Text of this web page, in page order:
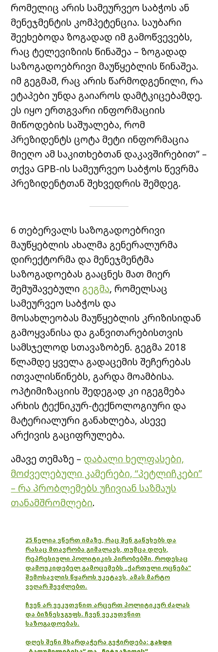
რომელიც არის სამეურვეო საბჭოს ან
მენეჯმენტის კომპეტენცია. საუბარი
შეეხებოდა ზოგადად იმ გამოწვევებს,
რაც ტელევიზიის წინაშეა – ზოგადად
საზოგადოებრივი მაუწყებლის წინაშეა.
იმ გეგმამ, რაც არის წარმოდგენილი, რა
ეტაპები უნდა გაიაროს დამტკიცებამდე.
ეს იყო ერთგვარი ინფორმაციის
მიწოდების საშუალება, რომ
პრეზიდენტს ცოტა მეტი ინფორმაცია
მიეღო ამ საკითხებთან დაკავშირებით” –
თქვა GPB-ის სამეურვეო საბჭოს წევრმა
პრეზიდენტთან შეხვედრის შემდეგ.
6 თებერვალს საზოგადოებრივი
მაუწყებლის ახალმა გენერალურმა
დირექტორმა და მენეჯმენტმა
საზოგადოებას გააცნეს მათ მიერ
შემუშავებული გეგმა, რომელსაც
სამეურვეო საბჭოს და
მოსახლეობას მაუწყებლის კრიზისიდან
გამოყვანისა და განვითარებისთვის
სამსჯელოდ სთავაზობენ. გეგმა 2018
წლამდე ყველა გადაცემის შეჩერებას
ითვალისწინებს, გარდა მოამბისა.
ოპტიმიზაციის შედეგად კი იგეგმება
არხის ტექნიკურ-ტექნოლოგიური და
მატერიალური განახლება, ასევე
არქივის გაციფრულება.
ამავე თემაზე – დაბალი ხელფასები,
მოძველებული კამერები, “პეტლიჩკები”
– რა პრობლემებს უჩივიან საზმაუს
თანამშრომლები.
25 წელია ვწერთ იმაზე, რაც შენ გაწუხებს და
რასაც მთავრობა გიმალავს, თუმცა დღეს,
რეპრესიული პოლიტიკის პირობებში, როდესაც
დამოუკიდებელ გამოცემებს „ქართული ოცნება“
შემოსავლის წყაროს უკეტავს, ამას მარტო
ვეღარ შევძლებთ.
ჩვენ არ ვეკუთვნით არცერთ პოლიტიკურ ძალას
და ბიზნესჯგუფს. ჩვენ ვეკუთვნით
საზოგადოებას.
დღეს შენი მხარდაჭერა გვჭირდება: გახდი